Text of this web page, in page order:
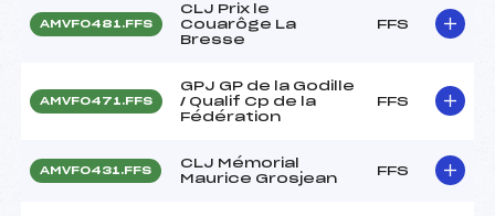
AMVF0481.FFS
CLJ Prix le
Couarôge La
Bresse
FFS
AMVF0471.FFS
GPJ GP de la Godille
/ Qualif Cp de la
Fédération
FFS
AMVF0431.FFS
CLJ Mémorial
Maurice Grosjean
FFS